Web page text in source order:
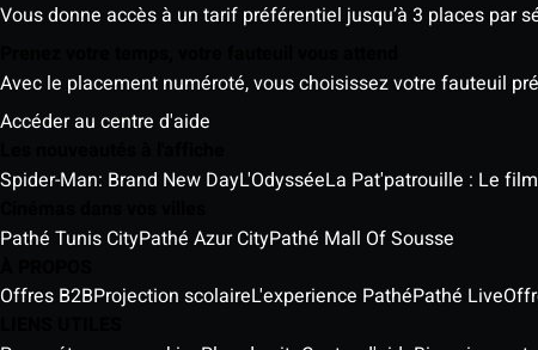
Vous donne accès à un tarif préférentiel jusqu’à 3 places par
Avec le placement numéroté, vous choisissez votre fauteuil
Accéder au centre d'aide
Spider-Man: Brand New DayL'OdysséeLa Pat'patrouille : Le
Pathé Tunis CityPathé Azur CityPathé Mall Of Sousse
Offres B2BProjection scolaireL'experience PathéPathé Live